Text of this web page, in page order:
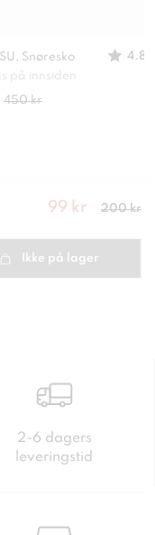
Snøresko
4.8
på innsiden
450 kr
Nåværende
krForrige
pris
99 kr 200 kr
Ikke på lager
2-6 dagers
leveringstid